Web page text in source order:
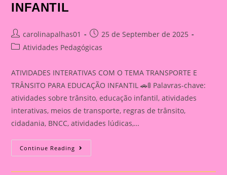
INFANTIL
Post
author:
carolinapalhas01
Post
published:
25 de September de 2025
PostAtividades Pedagógicas
ATIVIDADES INTERATIVAS COM O TEMA TRANSPORTE E
TRÂNSITO PARA EDUCAÇÃO INFANTIL 🚗🚦 Palavras-chave:
atividades sobre trânsito, educação infantil, atividades
interativas, meios de transporte, regras de trânsito,
cidadania, BNCC, atividades lúdicas,…
Continue Reading ATIVIDADE
INTERATIVA
O